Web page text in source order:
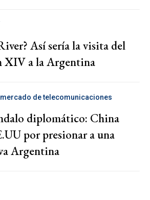
Así sería la visita del
XIV a la Argentina
mercado de telecomunicaciones
diplomático: China
por presionar a una
Argentina